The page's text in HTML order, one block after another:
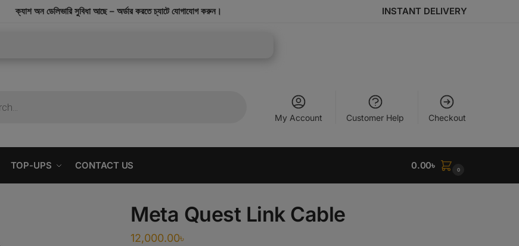
ক্যাশ অন ডেলিভারি সুবিধা আছে – অর্ডার করতে চ্যাটে যোগাযোগ করুন। INSTANT DELIVERY
My Account Customer Help Checkout
TOP-UPS CONTACT US 0.00৳ 0
Meta Quest Link Cable
12,000.00৳
modal-check